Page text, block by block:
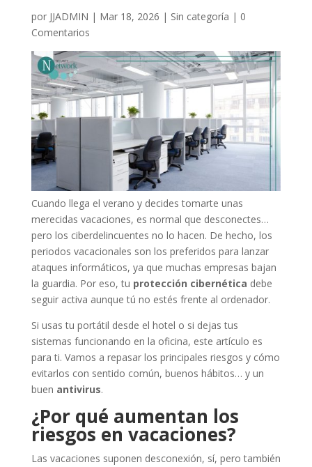
por JJADMIN | Mar 18, 2026 | Sin categoría | 0
Comentarios
Cuando llega el verano y decides tomarte unas
merecidas vacaciones, es normal que desconectes…
pero los ciberdelincuentes no lo hacen. De hecho, los
periodos vacacionales son los preferidos para lanzar
ataques informáticos, ya que muchas empresas bajan
la guardia. Por eso, tu protección cibernética debe
seguir activa aunque tú no estés frente al ordenador.
Si usas tu portátil desde el hotel o si dejas tus
sistemas funcionando en la oficina, este artículo es
para ti. Vamos a repasar los principales riesgos y cómo
evitarlos con sentido común, buenos hábitos… y un
buen antivirus.
¿Por qué aumentan los
riesgos en vacaciones?
Las vacaciones suponen desconexión, sí, pero también